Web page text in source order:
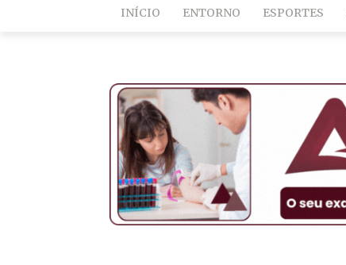
INÍCIO ENTORNO ESPORTES